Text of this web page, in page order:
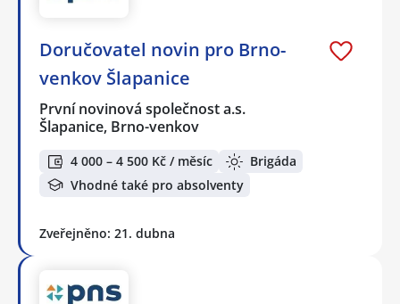
Doručovatel novin pro Brno-
venkov Šlapanice
První novinová společnost a.s.
Šlapanice, Brno-venkov
4 000 – 4 500 Kč / měsíc
Brigáda
Vhodné také pro absolventy
Zveřejněno: 21. dubna